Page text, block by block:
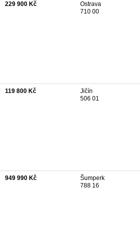
229 900 Kč
Ostrava
710 00
119 800 Kč
Jičín
506 01
949 990 Kč
Šumperk
788 16